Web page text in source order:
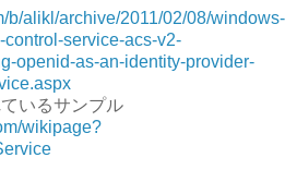
b/alikl/archive/2011/02/08/windows-
service-acs-v2-
openid-as-an-identity-provider-
いるサンプル
wikipage?